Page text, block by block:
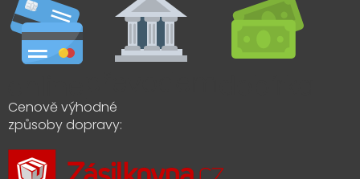
Cenově výhodné
způsoby dopravy: